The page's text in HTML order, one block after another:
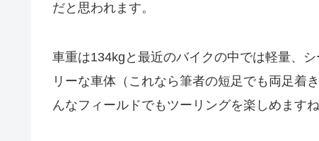
だと思われます。
車重は134kgと最近のバイクの中では軽量、
リーな車体（これなら筆者の短足でも両足着
んなフィールドでもツーリングを楽しめますね